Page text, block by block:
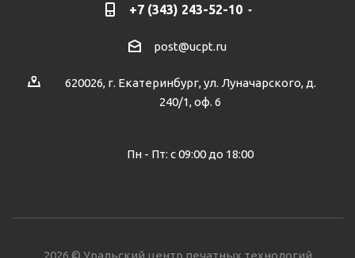
+7 (343) 243-52-10
post@ucpt.ru
620026, г. Екатеринбург, ул. Луначарского, д.
240/1, оф. 6
Пн - Пт: с 09:00 до 18:00
2026 © Уральский центр печатных технологий